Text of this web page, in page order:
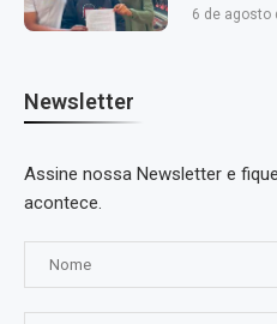
6 de agosto
Newsletter
Assine nossa Newsletter e
acontece.